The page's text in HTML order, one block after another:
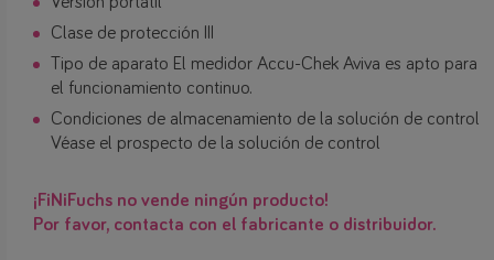
Clase de protección III
Tipo de aparato El medidor Accu-Chek Aviva es apto para
el funcionamiento continuo.
Condiciones de almacenamiento de la solución de control
Véase el prospecto de la solución de control
¡FiNiFuchs no vende ningún producto!
Por favor, contacta con el fabricante o distribuidor.